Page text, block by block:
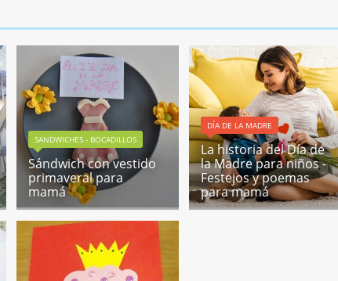
SANDWICHES - BOCADILLOS
Sándwich con vestido
primaveral para
mamá
DÍA DE LA MADRE
La historia del Día de
la Madre para niños -
Festejos y poemas
para mamá